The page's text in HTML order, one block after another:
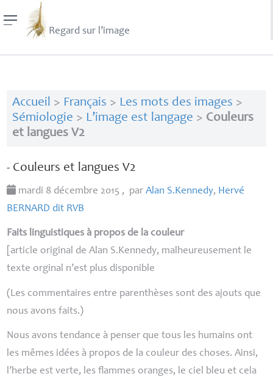
Regard sur l’image
Accueil > Français > Les mots des images >
Sémiologie > L’image est langage > Couleurs
et langues V2
- Couleurs et langues V2
mardi 8 décembre 2015 , parAlan S.Kennedy, Hervé
BERNARD dit RVB
Faits linguistiques à propos de la couleur
[article original de Alan S.Kennedy, malheureusement le
texte orginal n’est plus disponible
(Les commentaires entre parenthèses sont des ajouts que
nous avons faits.)
Nous avons tendance à penser que tous les humains ont
les mêmes idées à propos de la couleur des choses. Ainsi,
l’herbe est verte, les flammes oranges, le ciel bleu et cela